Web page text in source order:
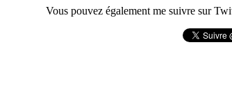
Vous pouvez également me suivre sur